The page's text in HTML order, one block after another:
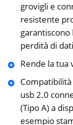
grovigli e
resistente
perdità di
Rende la tua
Compatibilità
usb 2.0
(Tipo A) a
esempio